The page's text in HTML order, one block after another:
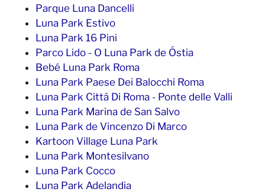
Parque Luna Dancelli
Luna Park Estivo
Luna Park 16 Pini
Parco Lido - O Luna Park de Óstia
Bebé Luna Park Roma
Luna Park Paese Dei Balocchi Roma
Luna Park Cittá Di Roma - Ponte delle Valli
Luna Park Marina de San Salvo
Luna Park de Vincenzo Di Marco
Kartoon Village Luna Park
Luna Park Montesilvano
Luna Park Cocco
Luna Park Adelandia